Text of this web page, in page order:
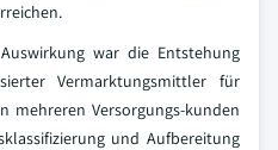
war die Entstehung
Vermarktungsmittler für
mehreren Versorgungs-kunden
und Aufbereitung